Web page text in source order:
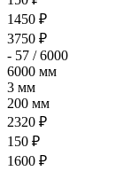
1450 ₽
3750 ₽
- 57 / 6000
6000 мм
3 мм
200 мм
2320 ₽
150 ₽
1600 ₽